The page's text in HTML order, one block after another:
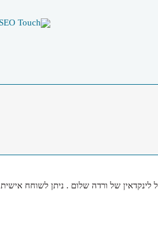
לינקדאין של ורדה שלום . ניתן לשוחח אישית